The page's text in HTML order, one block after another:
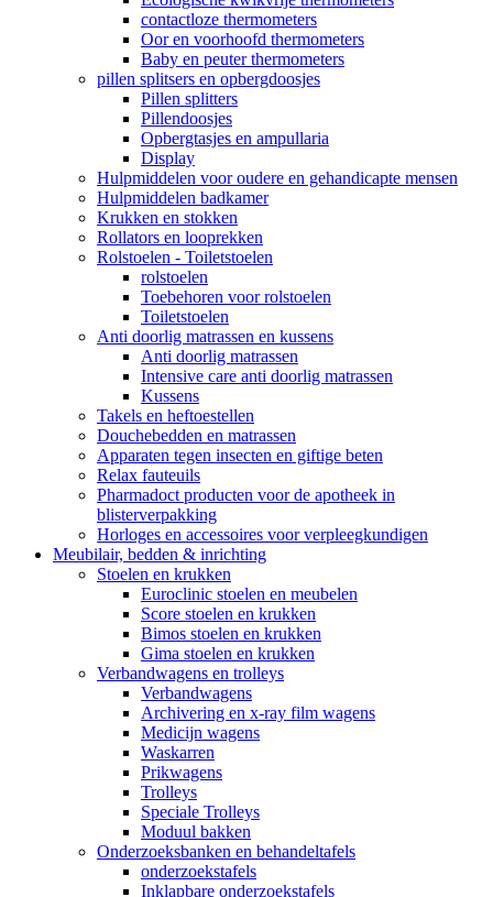
contactloze thermometers
Oor en voorhoofd thermometers
Baby en peuter thermometers
pillen splitsers en opbergdoosjes
Pillen splitters
Pillendoosjes
Opbergtasjes en ampullaria
Display
Hulpmiddelen voor oudere en gehandicapte mensen
Hulpmiddelen badkamer
Krukken en stokken
Rollators en looprekken
Rolstoelen - Toiletstoelen
rolstoelen
Toebehoren voor rolstoelen
Toiletstoelen
Anti doorlig matrassen en kussens
Anti doorlig matrassen
Intensive care anti doorlig matrassen
Kussens
Takels en heftoestellen
Douchebedden en matrassen
Apparaten tegen insecten en giftige beten
Relax fauteuils
Pharmadoct producten voor de apotheek in
blisterverpakking
Horloges en accessoires voor verpleegkundigen
Meubilair, bedden & inrichting
Stoelen en krukken
Euroclinic stoelen en meubelen
Score stoelen en krukken
Bimos stoelen en krukken
Gima stoelen en krukken
Verbandwagens en trolleys
Verbandwagens
Archivering en x-ray film wagens
Medicijn wagens
Waskarren
Prikwagens
Trolleys
Speciale Trolleys
Moduul bakken
Onderzoeksbanken en behandeltafels
onderzoekstafels
Inklapbare onderzoekstafels